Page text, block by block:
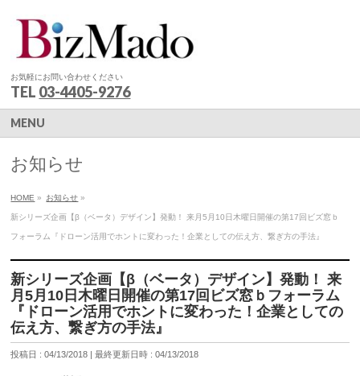
お気軽にお問い合わせください
TEL 03-4405-9276
MENU
お知らせ
HOME » お知らせ »
新シリーズ企画【β（ベータ）デザイン】発動！ 来月5月10日木曜日開催の第17回ビズ窓ｂ
フォーラム『ドローン活用でホントに変わった！企業としての伝え方、繋ぎ方の手法』
新シリーズ企画【β（ベータ）デザイン】発動！ 来
月5月10日木曜日開催の第17回ビズ窓ｂフォーラム
『ドローン活用でホントに変わった！企業としての
伝え方、繋ぎ方の手法』
投稿日 : 04/13/2018 最終更新日時 : 04/13/2018